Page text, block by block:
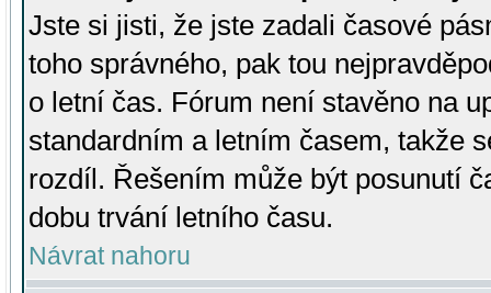
Jste si jisti, že jste zadali časové
toho správného, pak tou
o letní čas. Fórum není stavěno na
standardním a letním časem, takže
rozdíl. Řešením může být posunutí
dobu trvání letního času.
Návrat nahoru